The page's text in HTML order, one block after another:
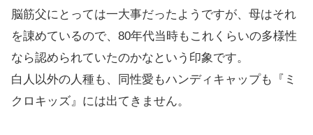
脳筋父にとっては一大事だったようですが、母はそれ
を諌めているので、80年代当時もこれくらいの多様性
なら認められていたのかなという印象です。
白人以外の人種も、同性愛もハンディキャップも『ミ
クロキッズ』には出てきません。